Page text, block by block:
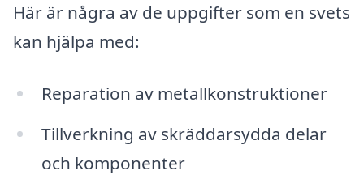
Här är några av de uppgifter som en svets
kan hjälpa med:
Reparation av metallkonstruktioner
Tillverkning av skräddarsydda delar
och komponenter